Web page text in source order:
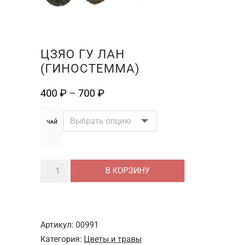
ЦЗЯО ГУ ЛАН
(ГИНОСТЕММА)
400 ₽ – 700 ₽
ЧАЙ
Количество
Лан
(Гиностемма)
В КОРЗИНУ
Артикул: 00991
Категория: Цветы и травы